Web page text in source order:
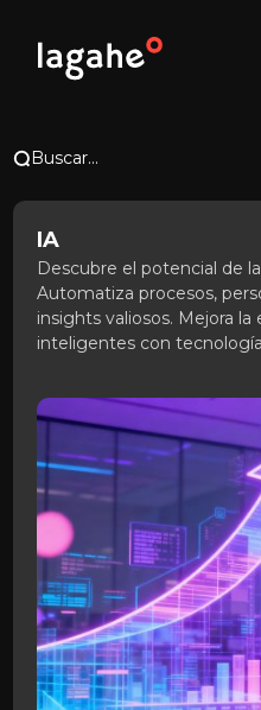
Buscar...
IA
Descubre el potencial de
Automatiza procesos,
insights valiosos. Mejora
inteligentes con